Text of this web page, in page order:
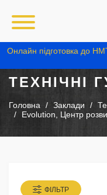
Онлайн підготовка до
ТЕХНІЧНІ
Головна Заклади
Evolution, Центр
ФІЛЬТР